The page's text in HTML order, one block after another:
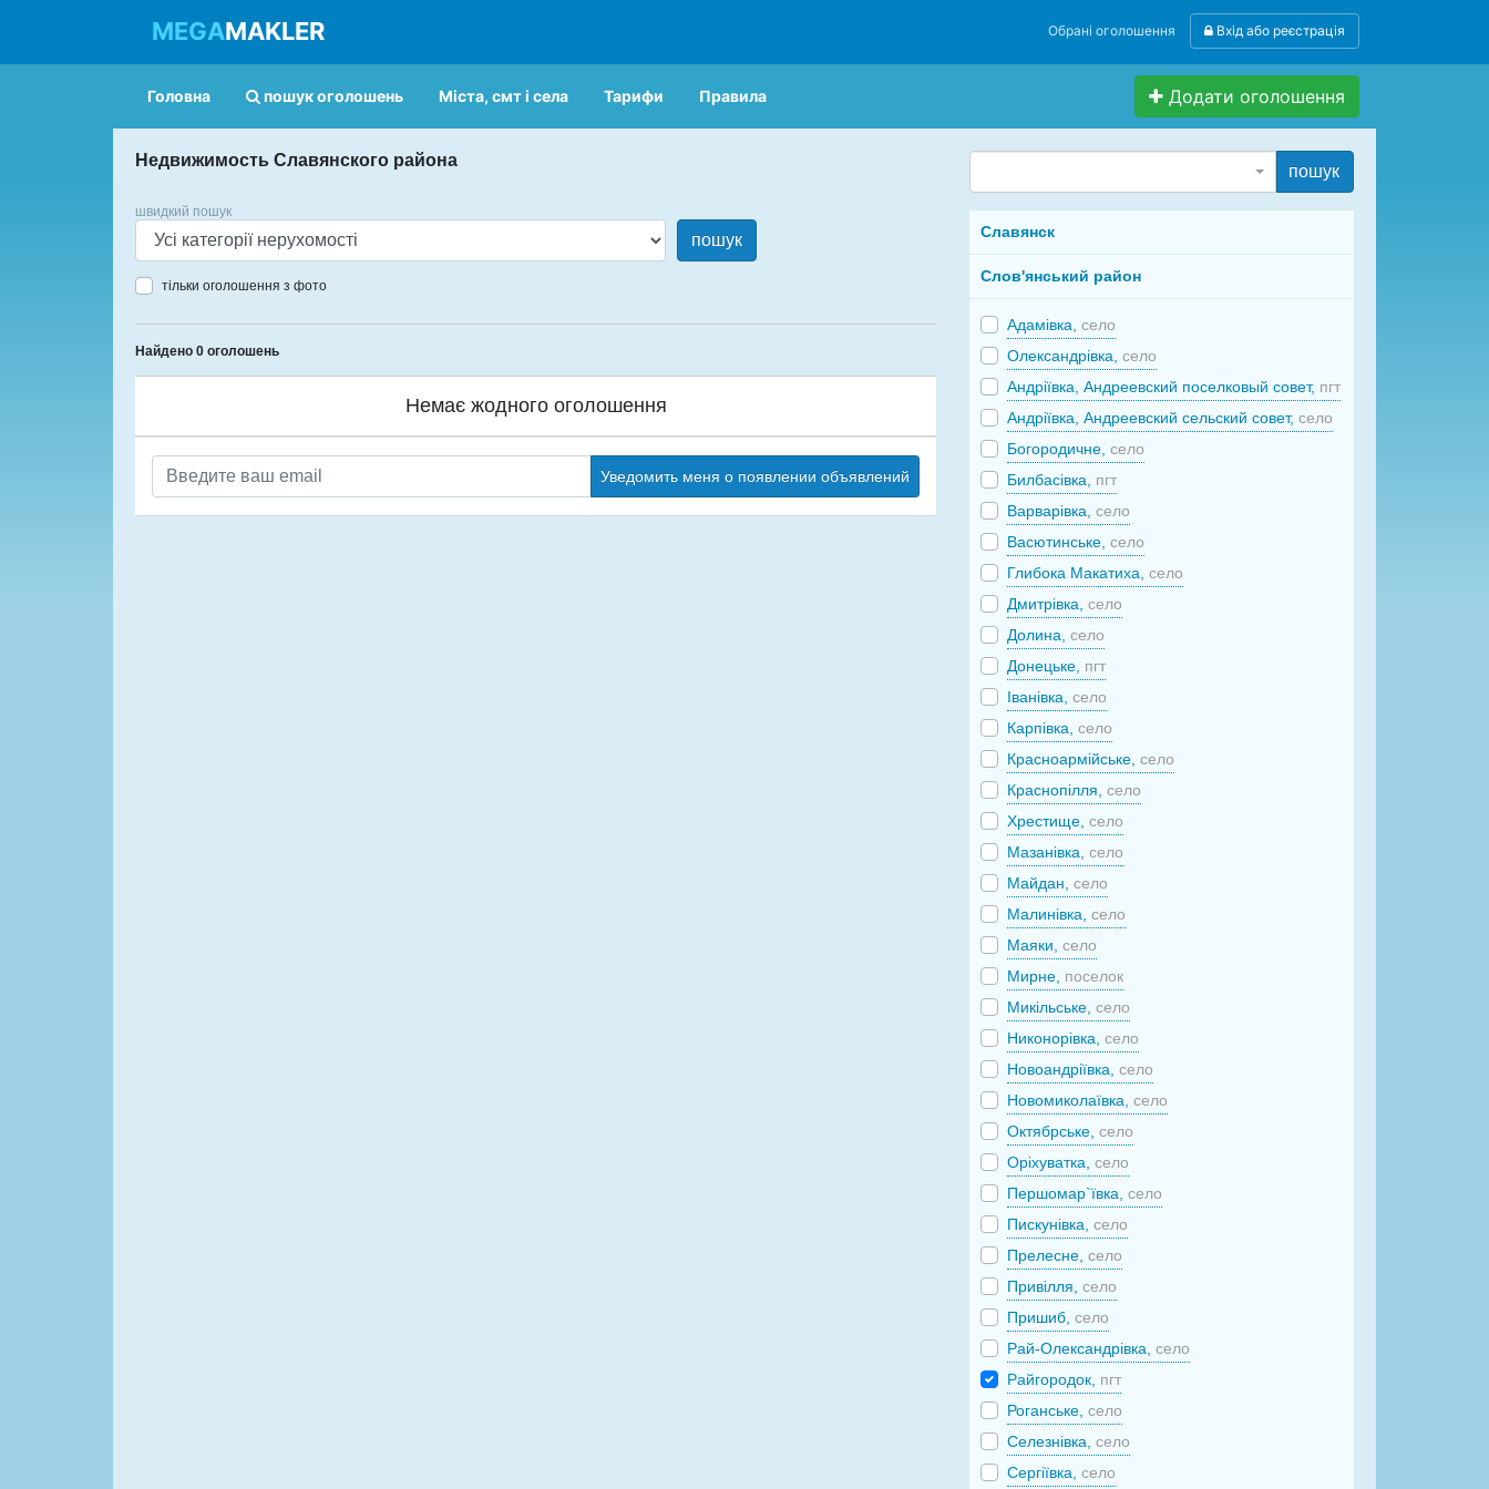
MEGAMAKLER Обрані оголошення Вхід або реєстрація
Головна пошук оголошень Міста, смт і села Тарифи Правила Додати оголошення
Недвижимость Славянского района
швидкий пошук
пошук
тільки оголошення з фото
Найдено 0 оголошень
Немає жодного оголошення
Уведомить меня о появлении объявлений
пошук
Славянск
Слов'янський район
Адамівка,село
Олександрівка,село
Андріївка, Андреевский поселковый совет, пгт
Андріївка, Андреевский сельский совет,село
Богородичне,село
Билбасівка, пгт
Варварівка,село
Васютинське,село
Глибока Макатиха,село
Дмитрівка,село
Долина,село
Донецьке, пгт
Іванівка,село
Карпівка,село
Красноармійське,село
Краснопілля,село
Хрестище,село
Мазанівка,село
Майдан,село
Малинівка,село
Маяки,село
Мирне, поселок
Микільське,село
Никонорівка,село
Новоандріївка,село
Новомиколаївка,село
Октябрське,село
Оріхуватка,село
Першомар`ївка,село
Пискунівка,село
Прелесне,село
Привілля,село
Пришиб,село
Рай-Олександрівка,село
Райгородок, пгт
Роганське,село
Селезнівка,село
Сергіївка,село